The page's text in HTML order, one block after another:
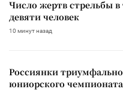
Число жертв стрельбы
девяти человек
10 минут назад
Россиянки триумфально
юниорского